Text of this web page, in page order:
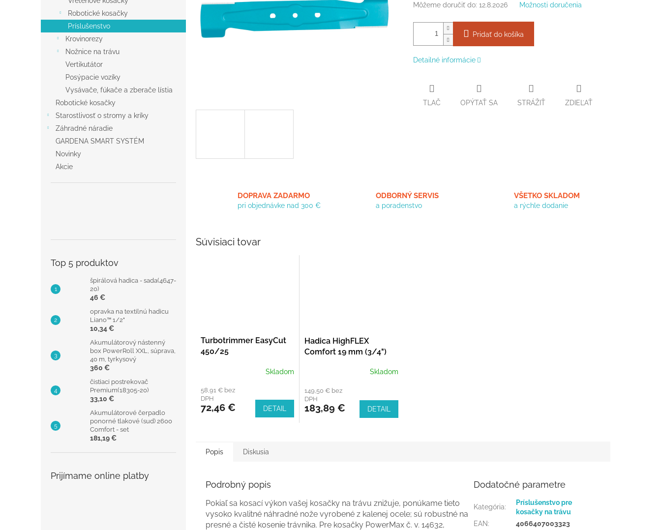
Robotické kosačky
Príslušenstvo
Krovinorezy
Nožnice na trávu
Vertikutátor
Posýpacie vozíky
Vysávače, fúkače a zberače lístia
Robotické kosačky
Starostlivosť o stromy a kríky
Záhradné náradie
GARDENA SMART SYSTÉM
Novinky
Akcie
Top 5 produktov
špirálová hadica - sada(4647-
20)
46 €
opravka na textilnú hadicu
Liano™ 1/2"
10,34 €
Akumulátorový nástenný
box PowerRoll XXL, súprava,
40 m, tyrkysový
360 €
čistiaci postrekovač
Premium(18305-20)
33,10 €
Akumulátorové čerpadlo
ponorné tlakové (sud) 2600
Comfort - set
181,19 €
Prijímame online platby
Môžeme doručiť do: 12.8.2026 Možnosti doručenia
Pridať do košíka
Detailné informácie
TLAČ OPÝTAŤ SA STRÁŽIŤ ZDIEĽAŤ
DOPRAVA ZADARMO
pri objednávke nad 300 €
ODBORNÝ SERVIS
a poradenstvo
VŠETKO SKLADOM
a rýchle dodanie
Súvisiaci tovar
Turbotrimmer EasyCut
450/25
Skladom
58,91 € bez
DPH
72,46 € DETAIL
Hadica HighFLEX
Comfort 19 mm (3/4")
Skladom
149,50 € bez
DPH
183,89 € DETAIL
Popis Diskusia
Podrobný popis
Pokiaľ sa kosací výkon vašej kosačky na trávu znižuje, ponúkame tieto
vysoko kvalitné náhradné nože vyrobené z kalenej ocele; sú robustné na
presné a čisté kosenie trávnika. Pre kosačky PowerMax č. v. 14632,
Dodatočné parametre
Kategória:
Príslušenstvo pre
kosačky na trávu
EAN: 4066407003323